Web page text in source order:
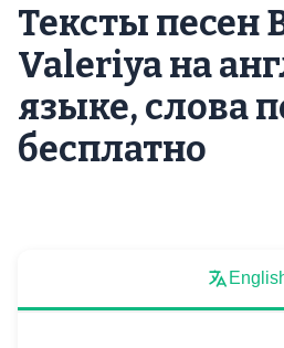
Тексты песен
Valeriya на
языке, слова
бесплатно